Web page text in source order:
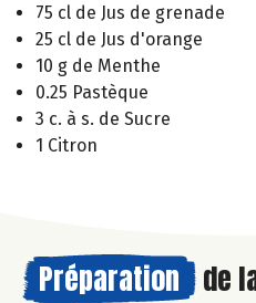
75 cl de Jus de grenade
25 cl de Jus d'orange
10 g de Menthe
0.25 Pastèque
3 c. à s. de Sucre
1 Citron
Préparation de